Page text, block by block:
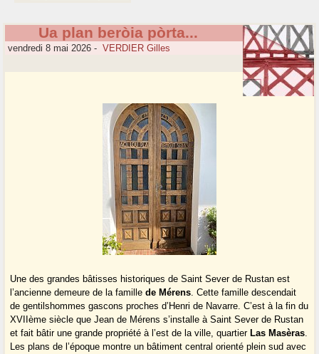
Ua plan beròia pòrta...
vendredi 8 mai 2026 - VERDIER Gilles
Une des grandes bâtisses historiques de Saint Sever de Rustan est
l’ancienne demeure de la famillede Mérens. Cette famille descendait
de gentilshommes gascons proches d’Henri de Navarre. C’est à la fin du
XVIIème siècle que Jean de Mérens s’installe à Saint Sever de Rustan
et fait bâtir une grande propriété à l’est de la ville, quartier Las Masèras.
Les plans de l’époque montre un bâtiment central orienté plein sud avec